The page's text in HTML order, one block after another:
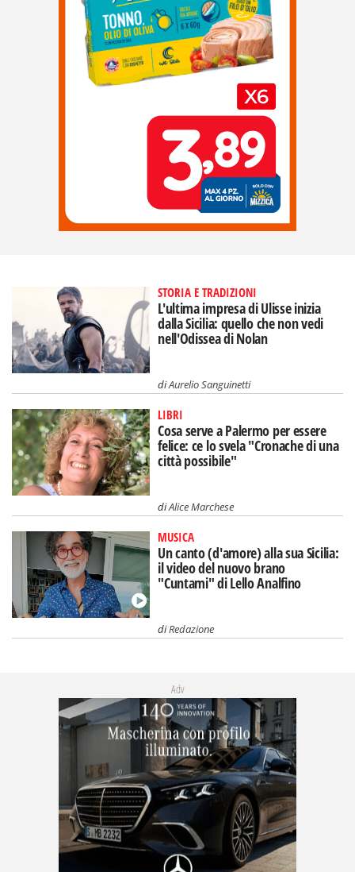
STORIA E TRADIZIONI
L'ultima impresa di Ulisse inizia
dalla Sicilia: quello che non vedi
nell'Odissea di Nolan
diAurelio Sanguinetti
LIBRI
Cosa serve a Palermo per essere
felice: ce lo svela "Cronache di una
città possibile"
diAlice Marchese
MUSICA
Un canto (d'amore) alla sua Sicilia:
il video del nuovo brano
"Cuntami" di Lello Analfino
diRedazione
Adv